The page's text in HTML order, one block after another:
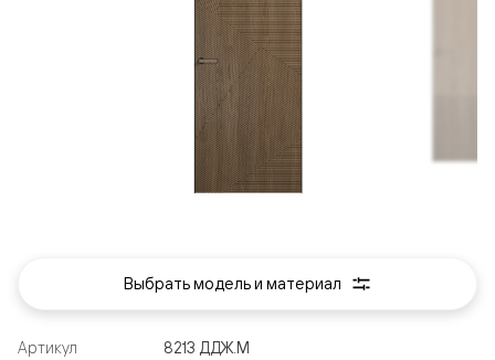
Артикул
8213 ДДЖ.М
Выбрать модель и материал